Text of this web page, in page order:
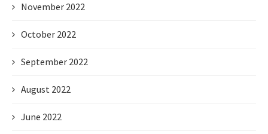
November 2022
October 2022
September 2022
August 2022
June 2022